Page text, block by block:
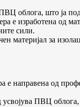
облога, што ја
е изработена од
сили.
материјал за
е направена од
ПВЦ